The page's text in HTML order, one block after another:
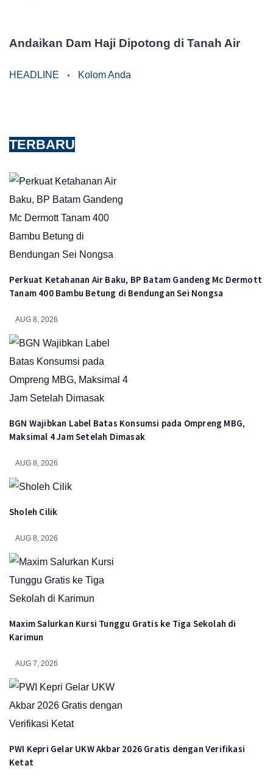
Andaikan Dam Haji Dipotong di Tanah Air
HEADLINE Kolom Anda
TERBARU
Perkuat Ketahanan Air Baku, BP Batam Gandeng Mc Dermott
Tanam 400 Bambu Betung di Bendungan Sei Nongsa
AUG 8, 2026
BGN Wajibkan Label Batas Konsumsi pada Ompreng MBG,
Maksimal 4 Jam Setelah Dimasak
AUG 8, 2026
Sholeh Cilik
AUG 8, 2026
Maxim Salurkan Kursi Tunggu Gratis ke Tiga Sekolah di
Karimun
AUG 7, 2026
PWI Kepri Gelar UKW Akbar 2026 Gratis dengan Verifikasi
Ketat